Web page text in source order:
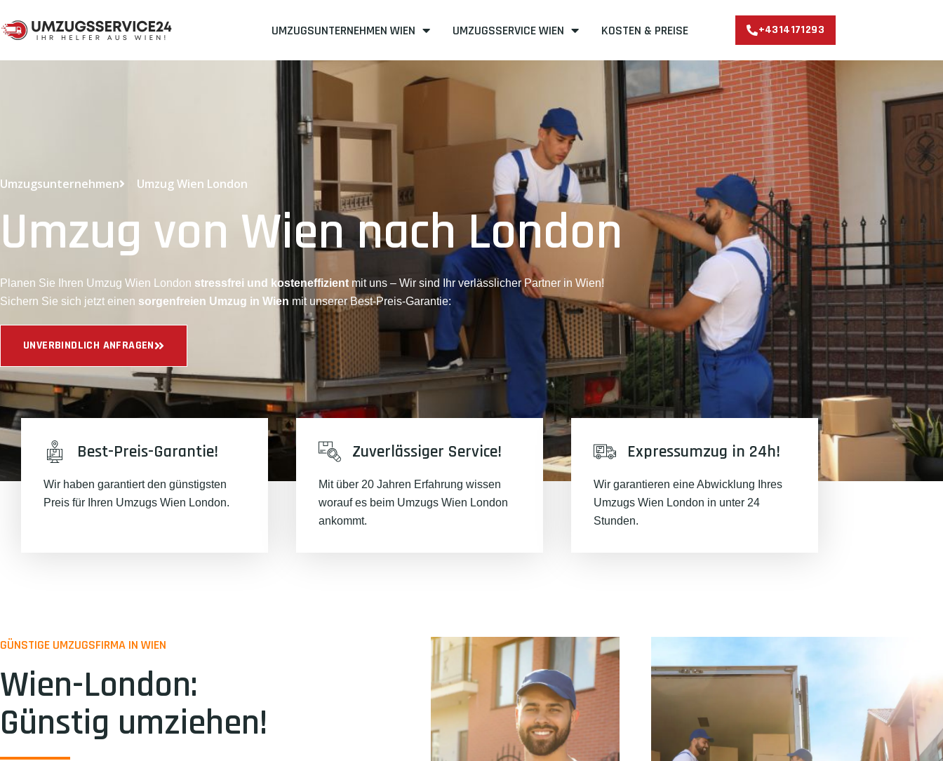
UMZUGSUNTERNEHMEN WIEN UMZUGSSERVICE WIEN KOSTEN & PREISE +4314171293
Umzugsunternehmen Umzug Wien London
Umzug von Wien nach London
Planen Sie Ihren Umzug Wien London stressfrei und kosteneffizient mit uns – Wir sind Ihr verlässlicher Partner in Wien!
Sichern Sie sich jetzt einen sorgenfreien Umzug in Wien mit unserer Best-Preis-Garantie:
UNVERBINDLICH ANFRAGEN
Best-Preis-Garantie!
Wir haben garantiert den günstigsten
Preis für Ihren Umzugs Wien London.
Zuverlässiger Service!
Mit über 20 Jahren Erfahrung wissen
worauf es beim Umzugs Wien London
ankommt.
Expressumzug in 24h!
Wir garantieren eine Abwicklung Ihres
Umzugs Wien London in unter 24
Stunden.
GÜNSTIGE UMZUGSFIRMA IN WIEN
Wien-London:
Günstig umziehen!